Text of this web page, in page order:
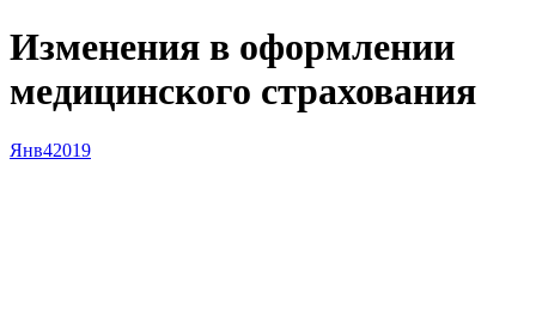
Изменения в оформлении
медицинского страхования
Янв42019